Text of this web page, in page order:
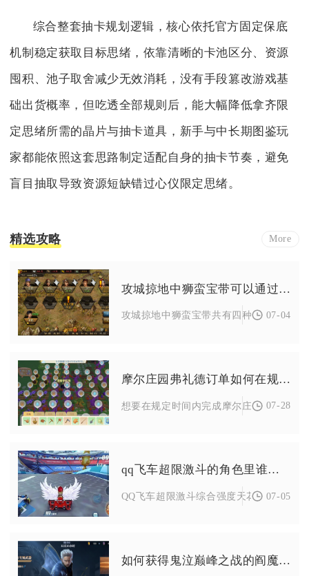
综合整套抽卡规划逻辑，核心依托官方固定保底
机制稳定获取目标思绪，依靠清晰的卡池区分、资源
囤积、池子取舍减少无效消耗，没有手段篡改游戏基
础出货概率，但吃透全部规则后，能大幅降低拿齐限
定思绪所需的晶片与抽卡道具，新手与中长期图鉴玩
家都能依照这套思路制定适配自身的抽卡节奏，避免
盲目抽取导致资源短缺错过心仪限定思绪。
精选攻略 More
攻城掠地中狮蛮宝带可以通过什么方式获得
攻城掠地中狮蛮宝带共有四种稳定获取途
07-04
摩尔庄园弗礼德订单如何在规定时间内完成
想要在规定时间内完成摩尔庄园弗礼德订
07-28
qq飞车超限激斗的角色里谁最厉害
QQ飞车超限激斗综合强度天花板角色为
07-05
如何获得鬼泣巅峰之战的阎魔刀皮肤